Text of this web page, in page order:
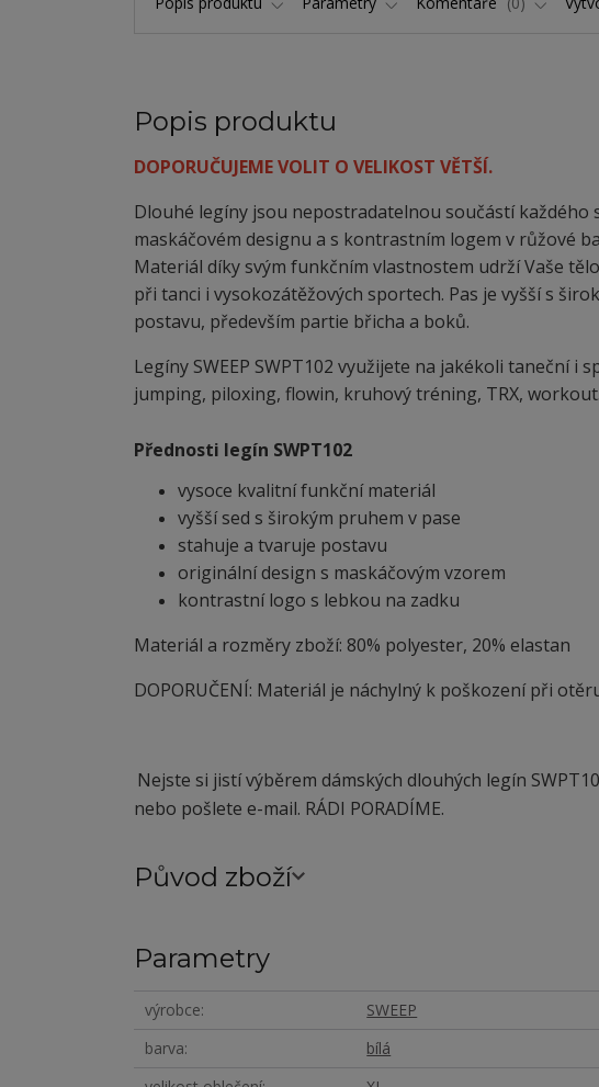
Popis produktu
DOPORUČUJEME VOLIT O VELIKOST VĚTŠÍ.
Dlouhé legíny jsou nepostradatelnou součástí každého
maskáčovém designu a s kontrastním logem v růžové
Materiál díky svým funkčním vlastnostem udrží Vaše
při tanci i vysokozátěžových sportech. Pas je vyšší s
postavu, především partie břicha a boků.
Legíny SWEEP SWPT102 využijete na jakékoli taneční
jumping, piloxing, flowin, kruhový tréning, TRX,
Přednosti legín SWPT102
vysoce kvalitní funkční materiál
vyšší sed s širokým pruhem v pase
stahuje a tvaruje postavu
originální design s maskáčovým vzorem
kontrastní logo s lebkou na zadku
Materiál a rozměry zboží: 80% polyester, 20% elastan
DOPORUČENÍ: Materiál je náchylný k poškození při
Nejste si jistí výběrem dámských dlouhých legín
nebo pošlete e-mail. RÁDI PORADÍME.
Původ zboží
Parametry
výrobce
SWEEP
barva
bílá